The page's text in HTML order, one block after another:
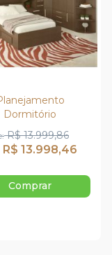
Dormitório
R$ 13.998,46
R$ 13.999,86
Comprar